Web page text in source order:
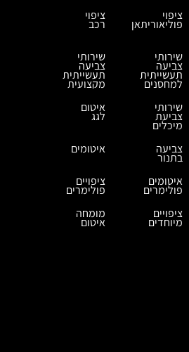
ציפוי
פוליאוריתאן
ציפוי
רכב
שירותי
צביעה
תעשייתית
למחסנים
שירותי
צביעה
תעשייתית
מקצועית
שירותי
צביעת
מיכלים
איטום
לגג
צביעה
בתנור
איטומים
איטומים
פולימרים
ציפויים
פולימרים
ציפויים
מיוחדים
מומחה
איטום